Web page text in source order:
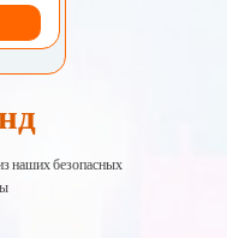
наших безопасных